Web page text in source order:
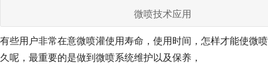
微喷技术应用
有些用户非常在意微喷灌使用寿命，使用时间，怎样才能使微
久呢，最重要的是做到微喷系统维护以及保养，